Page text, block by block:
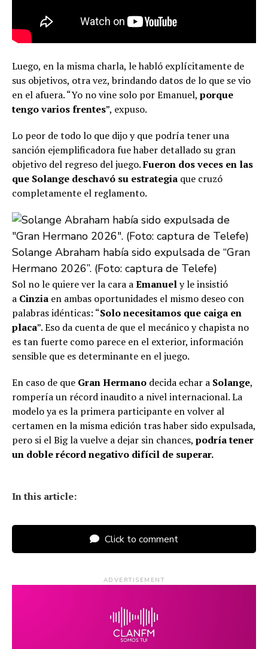
Luego, en la misma charla, le habló explícitamente de
sus objetivos, otra vez, brindando datos de lo que se vio
en el afuera. “Yo no vine solo por Emanuel, porque
tengo varios frentes”, expuso.
Lo peor de todo lo que dijo y que podría tener una
sanción ejemplificadora fue haber detallado su gran
objetivo del regreso del juego.Fueron dos veces en las
que Solange deschavó su estrategia que cruzó
completamente el reglamento.
Solange Abraham había sido expulsada de “Gran
Hermano 2026”. (Foto: captura de Telefe)
Sol no le quiere ver la cara aEmanuely le insistió
a Cinzia en ambas oportunidades el mismo deseo con
palabras idénticas: “Solo necesitamos que caiga en
placa”. Eso da cuenta de que el mecánico y chapista no
es tan fuerte como parece en el exterior, información
sensible que es determinante en el juego.
En caso de que Gran Hermano decida echar a Solange,
rompería un récord inaudito a nivel internacional. La
modelo ya es la primera participante en volver al
certamen en la misma edición tras haber sido expulsada,
pero si el Big la vuelve a dejar sin chances, podría tener
un doble récord negativo difícil de superar.
In this article:
Click to comment
ADVERTISEMENT